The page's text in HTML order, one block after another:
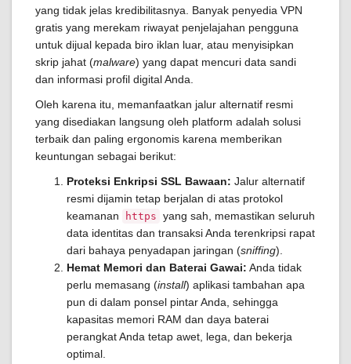
yang tidak jelas kredibilitasnya. Banyak penyedia VPN
gratis yang merekam riwayat penjelajahan pengguna
untuk dijual kepada biro iklan luar, atau menyisipkan
skrip jahat (malware) yang dapat mencuri data sandi
dan informasi profil digital Anda.
Oleh karena itu, memanfaatkan jalur alternatif resmi
yang disediakan langsung oleh platform adalah solusi
terbaik dan paling ergonomis karena memberikan
keuntungan sebagai berikut:
Proteksi Enkripsi SSL Bawaan: Jalur alternatif
resmi dijamin tetap berjalan di atas protokol
keamanan
https yang sah, memastikan seluruh
data identitas dan transaksi Anda terenkripsi rapat
dari bahaya penyadapan jaringan (sniffing).
Hemat Memori dan Baterai Gawai: Anda tidak
perlu memasang (install) aplikasi tambahan apa
pun di dalam ponsel pintar Anda, sehingga
kapasitas memori RAM dan daya baterai
perangkat Anda tetap awet, lega, dan bekerja
optimal.